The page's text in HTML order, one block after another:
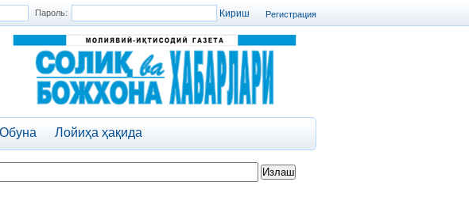
Регистрация
Пароль:
Обуна Лойиҳа ҳақида